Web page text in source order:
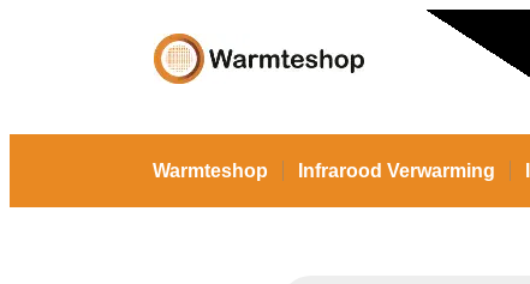
Warmteshop Infrarood Verwarming